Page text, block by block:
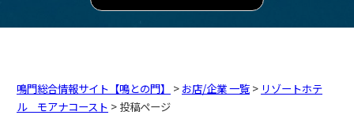
鳴門総合情報サイト【鳴との門】 > お店/企業 一覧 > リゾートホテ
ル モアナコースト > 投稿ページ